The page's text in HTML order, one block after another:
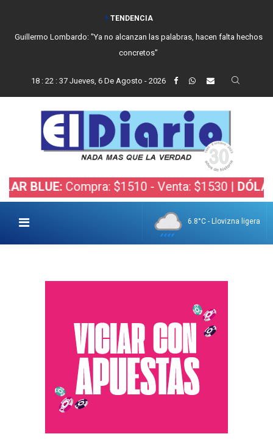
TENDENCIA
Guillermo Lombardo: "Ya no alcanzan las palabras, hacen falta hechos
concretos"
18: 22: 38 Jueves, 6 De Agosto - 2026
Compra: $1510 - Venta: $1530 |DÓLAR
6.8°C - Llovizna ligera